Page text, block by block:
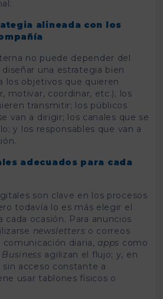
alineada con los
no puede depender del
una estrategia bien
los objetivos que quieren
motivar, coordinar, etc.); los
transmitir; los públicos
van a dirigir; los canales que se
y los responsables que van a
adecuados para cada
son clave en los procesos
todavía lo es más elegir el
cada ocasión. Para anuncios
newsletters o correos
diaria, apps como
agilizan el flujo; y, en
acceso constante a
usar tablones físicos o